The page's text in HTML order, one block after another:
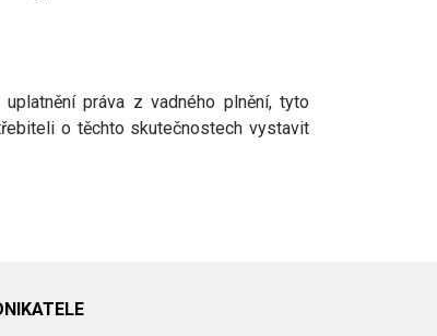
práva z vadného plnění, tyto
o těchto skutečnostech vystavit